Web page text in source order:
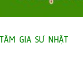
GIA SƯ NHẬT